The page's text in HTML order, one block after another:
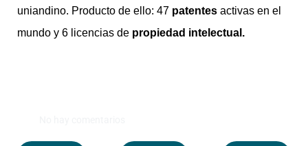
uniandino. Producto de ello: 47 patentes activas en el
mundo y 6 licencias de propiedad intelectual.